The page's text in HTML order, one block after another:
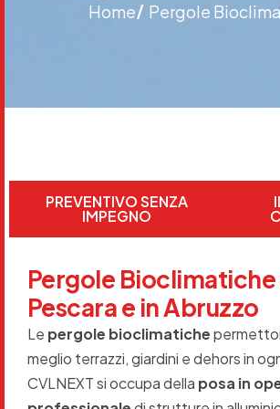
Home Pergole
Pergole Bioclimatiche
Pescara e in Abruzzo
Le pergole bioclimatiche
meglio terrazzi, giardini e dehors in
CVLNEXT si occupa della posa in
PREVENTIVO SENZA
IMPEGNO